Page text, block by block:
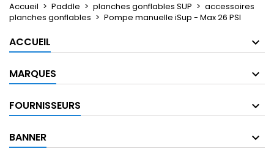
Accueil Paddle planches gonflables SUP
accessoires
planches gonflables
Pompe manuelle iSup - Max 26 PSI
ACCUEIL
MARQUES
FOURNISSEURS
BANNER